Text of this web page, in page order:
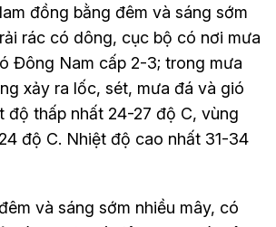
đồng bằng đêm và sáng sớm
rác có dông, cục bộ có nơi mưa
Đông Nam cấp 2-3; trong mưa
xảy ra lốc, sét, mưa đá và gió
độ thấp nhất 24-27 độ C, vùng
độ C. Nhiệt độ cao nhất 31-34
và sáng sớm nhiều mây, có